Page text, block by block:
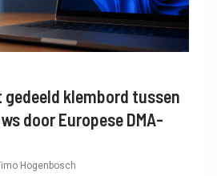
klembord tussen
door Europese DMA-
Hogenbosch